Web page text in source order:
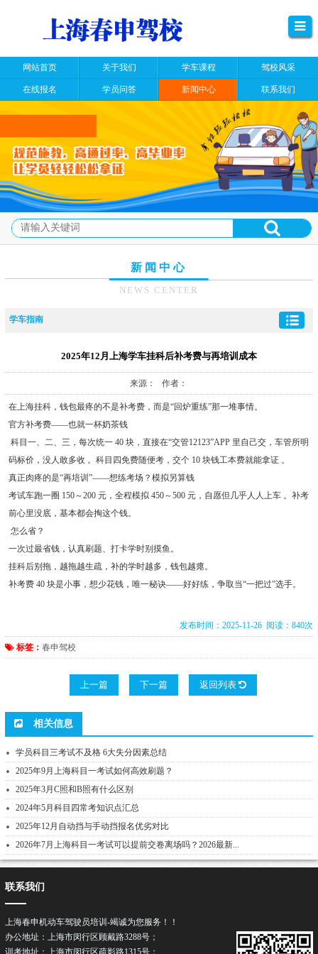
网站首页 关于我们 学车课程 驾校风采
在线报名 学员问答 新闻中心 联系我们
新闻中心
NEWS CENTER
学车指南
2025年12月上海学车挂科后补考费与再培训成本
来源： 作者：
在上海挂科，钱包最疼的不是补考费，而是“回炉重练”那一堆事情。
官方补考费——也就一杯奶茶钱
科目一、二、三，每次统一 40 块，直接在“交管12123”APP 里自己交，车管所明
码标价，没人敢多收 。科目四免费随便考，交个 10 块钱工本费就能拿证 。
真正肉疼的是“再培训”——想练考场？模拟另算钱
考试车跑一圈 150～200 元，全程模拟 450～500 元，自愿但几乎人人上车 。补考
前心里没底，基本都会掏这个钱。
怎么省？
一次过最省钱，认真刷题、打卡学时别摸鱼。
挂科后别拖，越拖越生疏，补的学时越多，钱包越瘪。
补考费 40 块是小事，想少花钱，唯一秘诀——好好练，争取当“一把过”选手。
发布时间：2025-11-26 阅读：840次
标签： 春申驾校
上一篇 下一篇 返回列表
相关信息
学员科目三考试不及格 6大失分因素总结
2025年9月上海科目一考试如何高效刷题？
2025年3月C照和B照有什么区别
2024年5月科目四常考知识点汇总
2025年12月自动挡与手动挡报名优劣对比
2026年7月上海科目一考试可以提前交卷离场吗？2026最新...
联系我们
上海春申机动车驾驶员培训-竭诚为您服务！！
办公地址：上海市闵行区顾戴路3288号；
训考地址：上海市闵行区疏影路1315号；